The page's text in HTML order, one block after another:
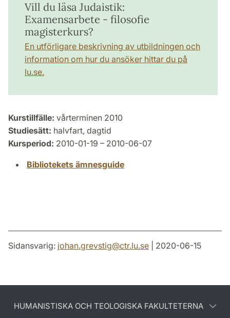
Vill du läsa Judaistik:
Examensarbete - filosofie
magisterkurs?
En utförligare beskrivning av utbildningen och
information om hur du ansöker hittar du på
lu.se.
Kurstillfälle: vårterminen 2010
Studiesätt: halvfart, dagtid
Kursperiod: 2010-01-19 – 2010-06-07
Bibliotekets ämnesguide
Sidansvarig: johan.grevstig@ctr.lu.se | 2020-06-15
HUMANISTISKA OCH TEOLOGISKA FAKULTETERNA